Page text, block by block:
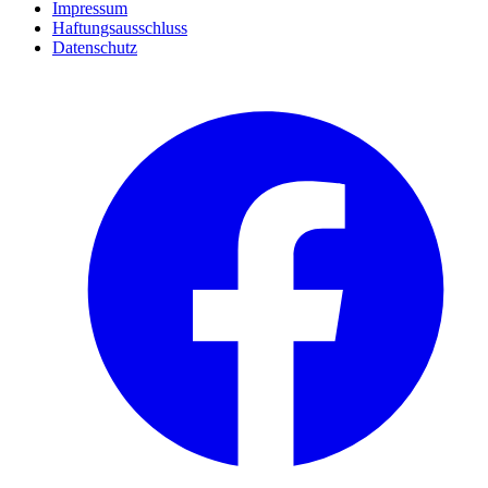
Impressum
Haftungsausschluss
Datenschutz